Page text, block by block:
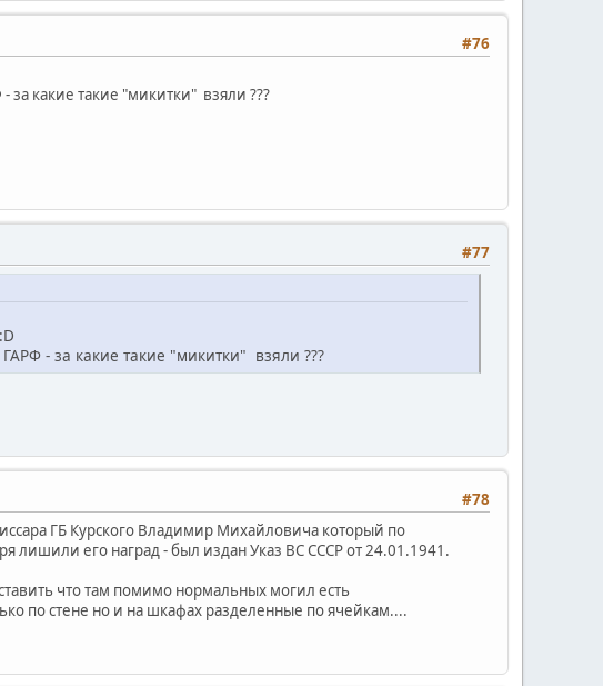
#76
какие такие "микитки" взяли ???
#77
- за какие такие "микитки" взяли ???
#78
ГБ Курского Владимир Михайловича который по
лишили его наград - был издан Указ ВС СССР от 24.01.1941.
что там помимо нормальных могил есть
по стене но и на шкафах разделенные по ячейкам....